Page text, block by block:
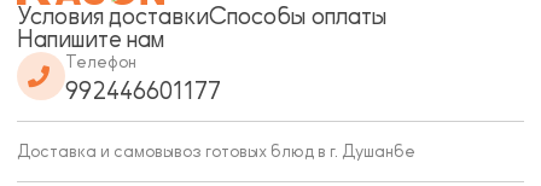
Условия доставкиСпособы оплаты
Напишите нам
Телефон
992446601177
Доставка и самовывоз готовых блюд в г. Душанбе